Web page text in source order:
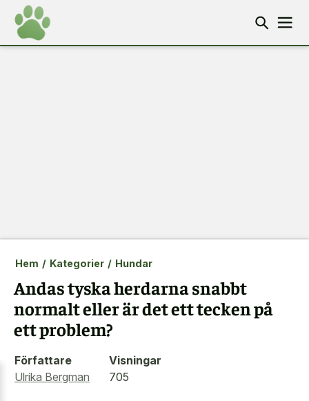
Hem / Kategorier / Hundar
Andas tyska herdarna snabbt
normalt eller är det ett tecken på
ett problem?
Författare
Ulrika Bergman
Visningar
705